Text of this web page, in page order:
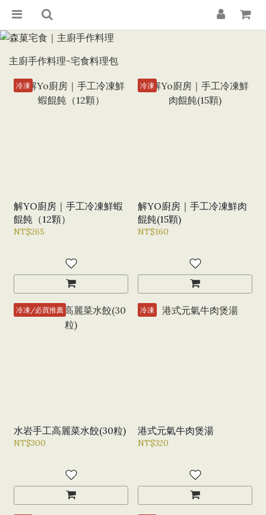
主廚手作料理-宅食料理包
冷凍
解YO廚房｜手工冷凍鮮蝦
餛飩（12顆）
NT$265
冷凍
解YO廚房｜手工冷凍鮮肉
餛飩(15顆)
NT$160
冷凍/必買推薦
水岩手工高麗菜水餃(30粒)
NT$300
冷凍
港式元氣牛肉煲湯
NT$320